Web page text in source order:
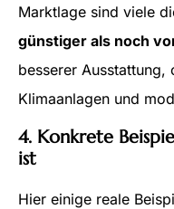
Marktlage sind viele
günstiger als noch
besserer
Klimaanlagen und
4. Konkrete
ist
Hier einige reale